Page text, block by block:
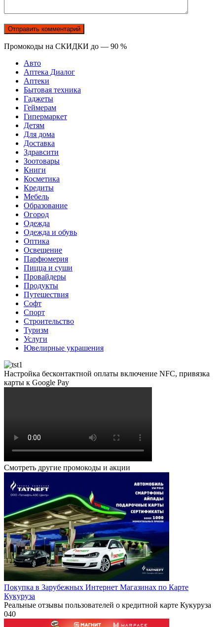
Промокоды на СКИДКИ до — 90 %
Авто
Аптека Диалог
Аптеки
Бытовая техника
Гаджеты
Геймерам
Гипермаркет
Детям
Для дома
Доставка
Здравсити
Зоотовары
Книги
Косметика
Кредиты
Мебель
Образование
Огород
Одежда
Одежда и обувь
Оптика
Освещение
Парфюмерия
Пицца и суши
Провайдеры
Продукты
Путешествия
Софт
Спорт
Строительство
Туризм
Услуги
Ювелирные украшения
Настройка бесконтактной оплаты включение NFC, привязка
карты к Google Pay
Смотреть другие промокоды и акции
Покупка в Зарубежных Интернет Магазинах по Карте
Кукуруза
Реальные отзывы пользователей о кредитной карте Кукуруза
040